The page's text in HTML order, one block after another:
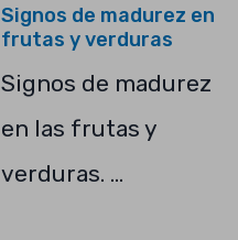
Signos de madurez en
frutas y verduras
Signos de madurez
en las frutas y
verduras. …